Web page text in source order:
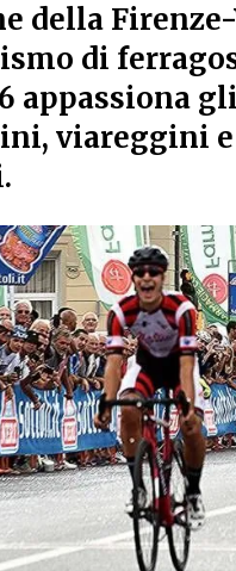
della
di
appassiona
viareggini